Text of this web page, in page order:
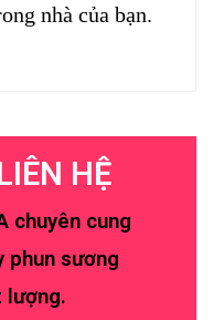
nhà của bạn.
HỆ
chuyên cung
phun sương
lượng.